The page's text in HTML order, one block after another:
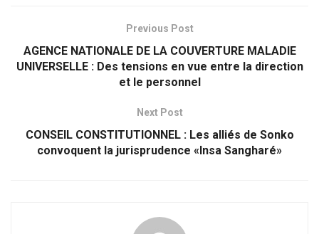
Previous Post
AGENCE NATIONALE DE LA COUVERTURE MALADIE
UNIVERSELLE : Des tensions en vue entre la direction
et le personnel
Next Post
CONSEIL CONSTITUTIONNEL : Les alliés de Sonko
convoquent la jurisprudence «Insa Sangharé»